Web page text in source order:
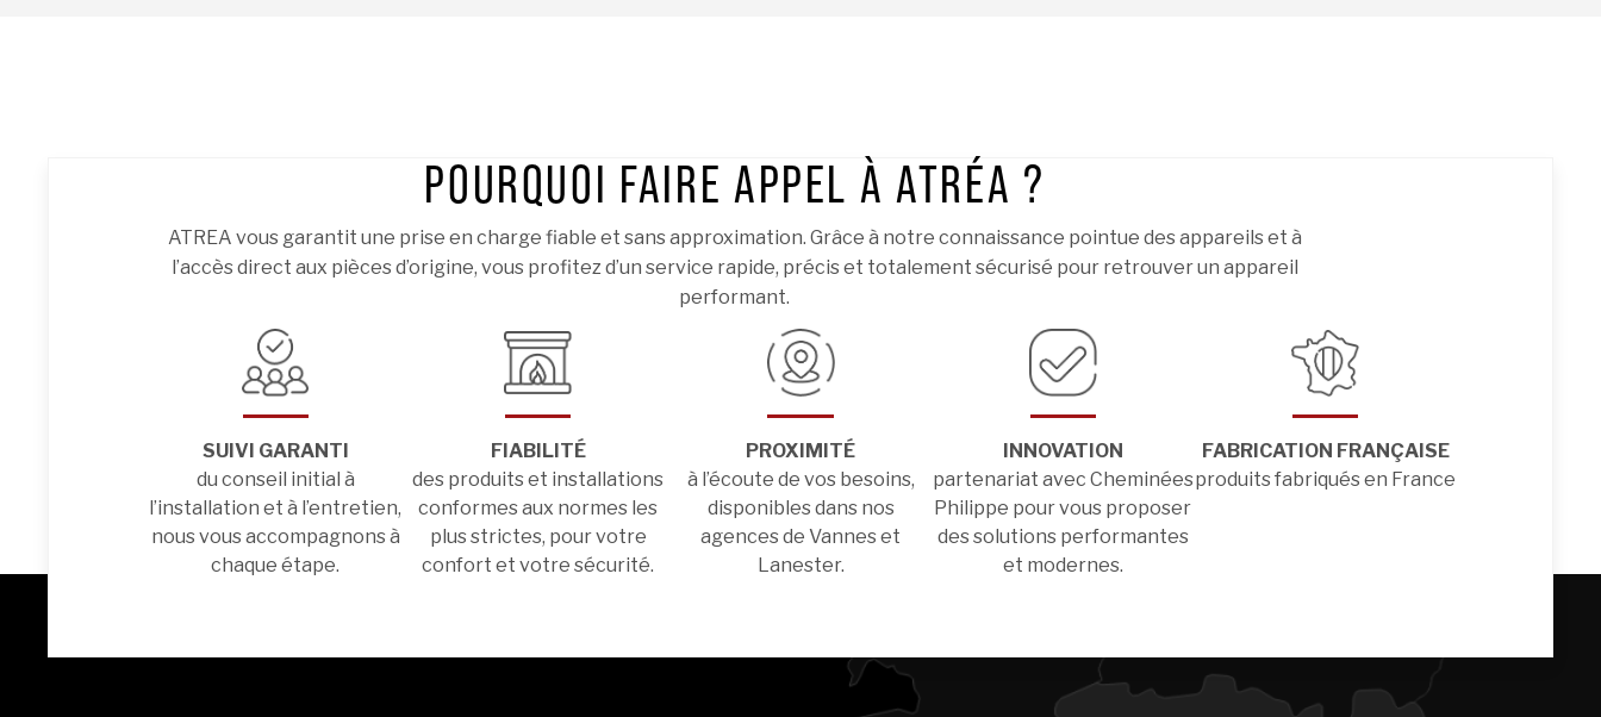
POURQUOI FAIRE APPEL À ATRÉA ?
ATREA vous garantit une prise en charge fiable et sans approximation. Grâce à notre connaissance pointue des appareils et à
l’accès direct aux pièces d’origine, vous profitez d’un service rapide, précis et totalement sécurisé pour retrouver un appareil
performant.
SUIVI GARANTI
du conseil initial à
l’installation et à l’entretien,
nous vous accompagnons à
chaque étape.
FIABILITÉ
des produits et installations
conformes aux normes les
plus strictes, pour votre
confort et votre sécurité.
PROXIMITÉ
à l’écoute de vos besoins,
disponibles dans nos
agences de Vannes et
Lanester.
INNOVATION
partenariat avec Cheminées
Philippe pour vous proposer
des solutions performantes
et modernes.
FABRICATION FRANÇAISE
produits fabriqués en France